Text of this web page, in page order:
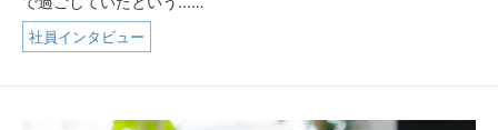
社員インタビュー